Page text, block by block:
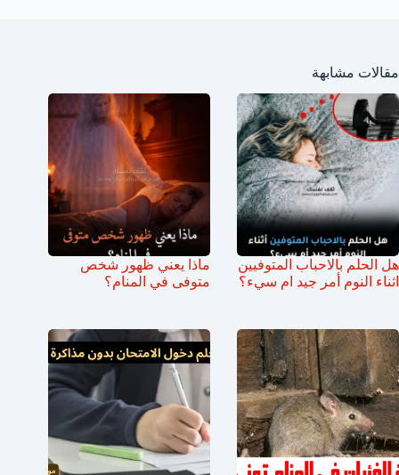
مقالات مشابهة
هل الحلم بالاحباب المتوفيين
اثناء النوم أمر جيد ام سيء؟
ماذا يعني ظهور شخص
متوفى في المنام؟